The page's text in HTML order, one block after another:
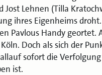
Jost Lehnen (Tilla
ihres Eigenheims
Pavlous Handy geortet.
Doch als sich der
sofort die
ist.